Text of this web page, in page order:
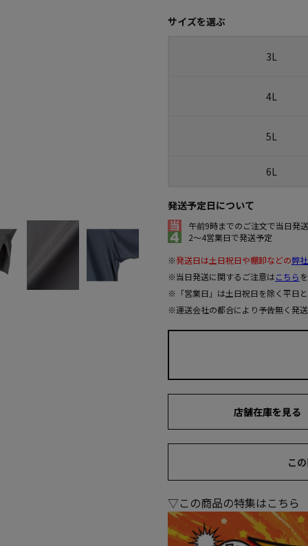
サイズを選ぶ
3L
4L
5L
6L
発送予定日について
午前9時までのご注文で当日発送
2～4営業日で発送予定
※発送日は土日祝日や棚卸などの弊
※当日発送に関するご注意はこちら
※「営業日」は土日祝日を除く平日
※運送会社の都合により予告無く発
店舗在庫を見る
こ
▽この商品の特集はこちら